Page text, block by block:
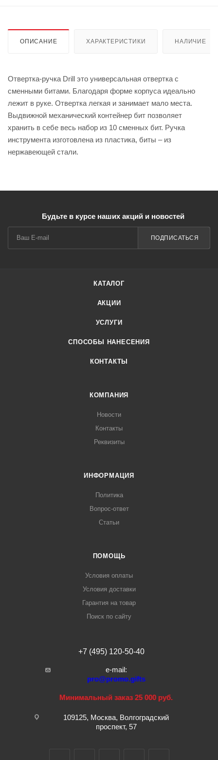
ОПИСАНИЕ ХАРАКТЕРИСТИКИ НАЛИЧИЕ
Отвертка-ручка Drill это универсальная отвертка с
сменными битами. Благодаря форме корпуса идеально
лежит в руке. Отвертка легкая и занимает мало места.
Выдвижной механический контейнер бит позволяет
хранить в себе весь набор из 10 сменных бит. Ручка
инструмента изготовлена из пластика, биты – из
нержавеющей стали.
Будьте в курсе наших акций и новостей
ПОДПИСАТЬСЯ
КАТАЛОГ
АКЦИИ
УСЛУГИ
СПОСОБЫ НАНЕСЕНИЯ
КОНТАКТЫ
КОМПАНИЯ
Новости
Контакты
Реквизиты
ИНФОРМАЦИЯ
Политика
Вопрос-ответ
Статьи
ПОМОЩЬ
Условия оплаты
Условия доставки
Гарантия на товар
Поиск по сайту
+7 (495) 120-50-40
e-mail:
pro@promo.gifts
Минимальный заказ 25 000 руб.
109125, Москва, Волгоградский
проспект, 57